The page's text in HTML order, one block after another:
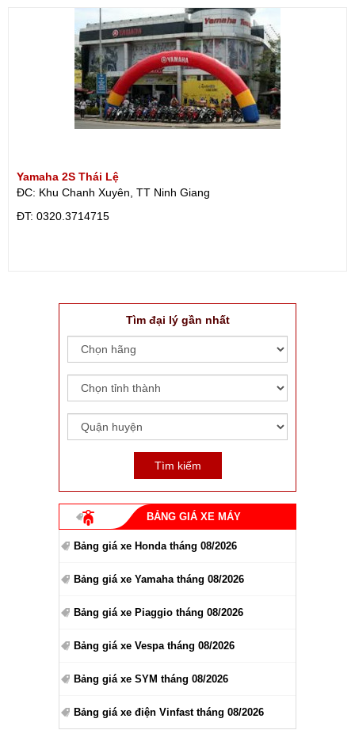
Yamaha 2S Thái Lệ
ĐC: Khu Chanh Xuyên, TT Ninh Giang
ÐT: 0320.3714715
Tìm đại lý gần nhất
BẢNG GIÁ XE MÁY
Bảng giá xe Honda tháng 08/2026
Bảng giá xe Yamaha tháng 08/2026
Bảng giá xe Piaggio tháng 08/2026
Bảng giá xe Vespa tháng 08/2026
Bảng giá xe SYM tháng 08/2026
Bảng giá xe điện Vinfast tháng 08/2026